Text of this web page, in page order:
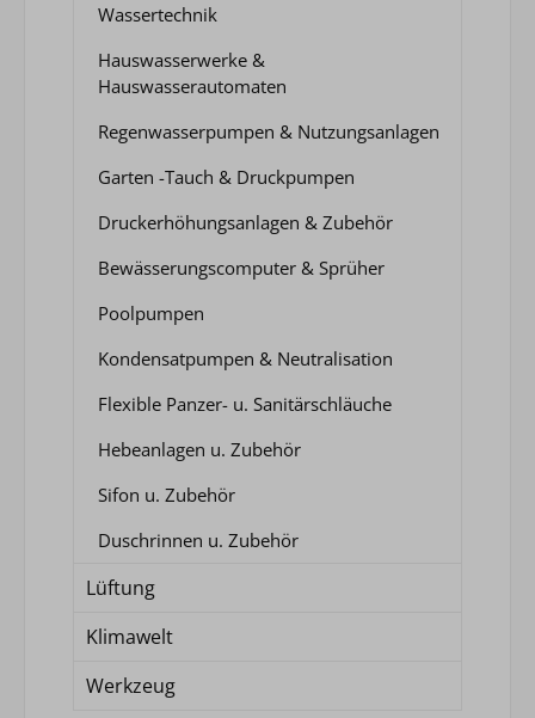
Wassertechnik
Hauswasserwerke &
Hauswasserautomaten
Regenwasserpumpen & Nutzungsanlagen
Garten -Tauch & Druckpumpen
Druckerhöhungsanlagen & Zubehör
Bewässerungscomputer & Sprüher
Poolpumpen
Kondensatpumpen & Neutralisation
Flexible Panzer- u. Sanitärschläuche
Hebeanlagen u. Zubehör
Sifon u. Zubehör
Duschrinnen u. Zubehör
Lüftung
Klimawelt
Werkzeug